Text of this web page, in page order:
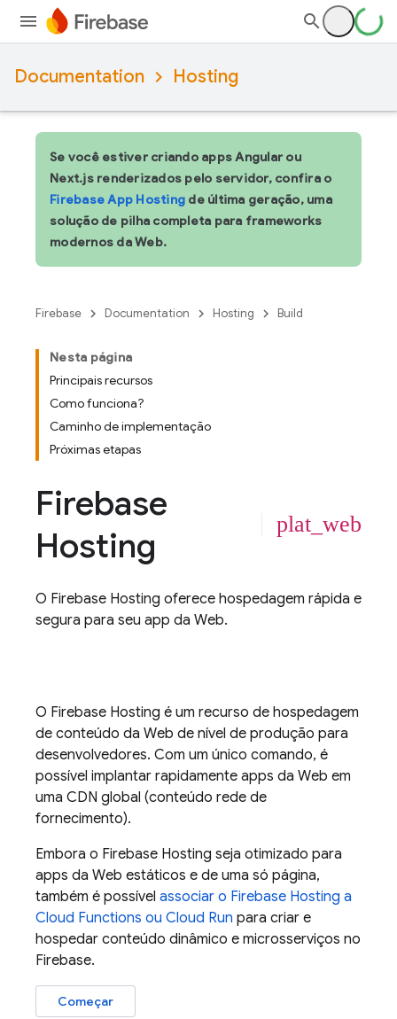
Documentation Hosting
Se você estiver criando apps Angular ou
Next.js renderizados pelo servidor, confira o
Firebase App Hosting de última geração, uma
solução de pilha completa para frameworks
modernos da Web.
Firebase Documentation Hosting Build
Nesta página
Principais recursos
Como funciona?
Caminho de implementação
Próximas etapas
Firebase
Hosting
plat_web
O Firebase Hosting oferece hospedagem rápida e
segura para seu app da Web.
O Firebase Hosting é um recurso de hospedagem
de conteúdo da Web de nível de produção para
desenvolvedores. Com um único comando, é
possível implantar rapidamente apps da Web em
uma CDN global (conteúdo rede de
fornecimento).
Embora o Firebase Hosting seja otimizado para
apps da Web estáticos e de uma só página,
também é possível associar o Firebase Hosting a
Cloud Functions ou Cloud Run para criar e
hospedar conteúdo dinâmico e microsserviços no
Firebase.
Começar